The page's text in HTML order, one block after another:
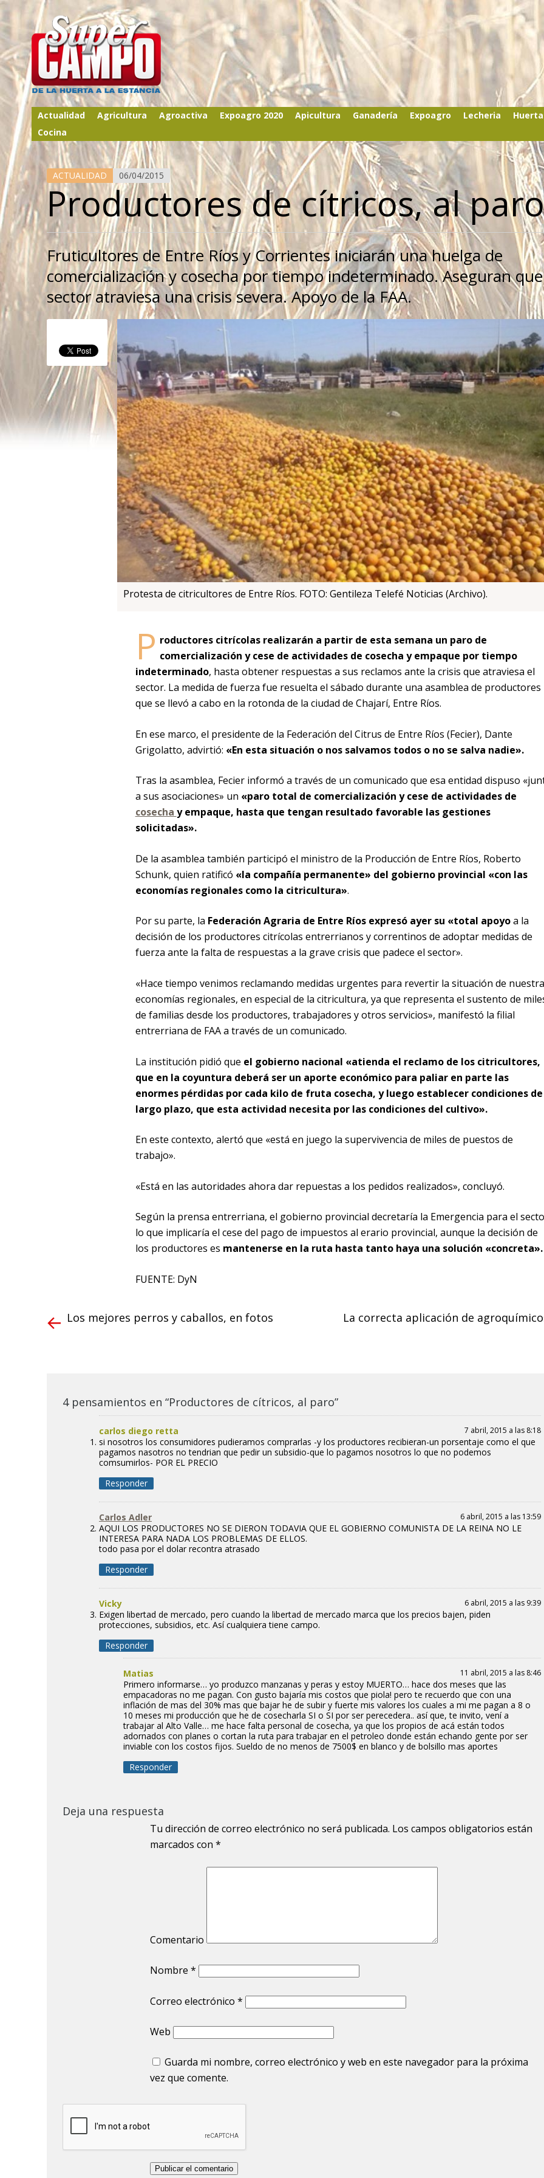
Actualidad Agricultura Agroactiva Expoagro 2020 Apicultura Ganadería Expoagro Lecheria
Cocina
ACTUALIDAD 06/04/2015
Productores de cítricos, al paro
Fruticultores de Entre Ríos y Corrientes iniciarán una huelga de
comercialización y cosecha por tiempo indeterminado. Aseguran
sector atraviesa una crisis severa. Apoyo de la FAA.
Protesta de citricultores de Entre Ríos. FOTO: Gentileza Telefé Noticias (Archivo).
P roductores citrícolas realizarán a partir de esta semana un paro de
comercialización y cese de actividades de cosecha y empaque por tiempo
indeterminado, hasta obtener respuestas a sus reclamos ante la crisis que atraviesa el
sector. La medida de fuerza fue resuelta el sábado durante una asamblea de productores
que se llevó a cabo en la rotonda de la ciudad de Chajarí, Entre Ríos.
En ese marco, el presidente de la Federación del Citrus de Entre Ríos (Fecier), Dante
Grigolatto, advirtió: «En esta situación o nos salvamos todos o no se salva nadie».
Tras la asamblea, Fecier informó a través de un comunicado que esa entidad dispuso
a sus asociaciones» un «paro total de comercialización y cese de actividades de
cosecha y empaque, hasta que tengan resultado favorable las gestiones
solicitadas».
De la asamblea también participó el ministro de la Producción de Entre Ríos, Roberto
Schunk, quien ratificó «la compañía permanente» del gobierno provincial «con las
economías regionales como la citricultura».
Por su parte, la Federación Agraria de Entre Ríos expresó ayer su «total apoyoa la
decisión de los productores citrícolas entrerrianos y correntinos de adoptar medidas de
fuerza ante la falta de respuestas a la grave crisis que padece el sector».
«Hace tiempo venimos reclamando medidas urgentes para revertir la situación de
economías regionales, en especial de la citricultura, ya que representa el sustento de
de familias desde los productores, trabajadores y otros servicios», manifestó la filial
entrerriana de FAA a través de un comunicado.
La institución pidió que el gobierno nacional «atienda el reclamo de los citricultores,
que en la coyuntura deberá ser un aporte económico para paliar en parte las
enormes pérdidas por cada kilo de fruta cosecha, y luego establecer condiciones de
largo plazo, que esta actividad necesita por las condiciones del cultivo».
En este contexto, alertó que «está en juego la supervivencia de miles de puestos de
trabajo».
«Está en las autoridades ahora dar repuestas a los pedidos realizados», concluyó.
Según la prensa entrerriana, el gobierno provincial decretaría la Emergencia para el
lo que implicaría el cese del pago de impuestos al erario provincial, aunque la decisión de
los productores es mantenerse en la ruta hasta tanto haya una solución «concreta».
FUENTE: DyN
Los mejores perros y caballos, en fotos La correcta aplicación de
4 pensamientos en “Productores de cítricos, al paro”
carlos diego retta 7 abril, 2015 a las 8:18
si nosotros los consumidores pudieramos comprarlas -y los productores recibieran-un porsentaje como el que
pagamos nasotros no tendrian que pedir un subsidio-que lo pagamos nosotros lo que no podemos
comsumirlos- POR EL PRECIO
Responder
Carlos Adler 6 abril, 2015 a las 13:59
AQUI LOS PRODUCTORES NO SE DIERON TODAVIA QUE EL GOBIERNO COMUNISTA DE LA REINA NO LE
INTERESA PARA NADA LOS PROBLEMAS DE ELLOS.
todo pasa por el dolar recontra atrasado
Responder
Vicky 6 abril, 2015 a las 9:39
Exigen libertad de mercado, pero cuando la libertad de mercado marca que los precios bajen, piden
protecciones, subsidios, etc. Así cualquiera tiene campo.
Responder
Matias 11 abril, 2015 a las 8:46
Primero informarse… yo produzco manzanas y peras y estoy MUERTO… hace dos meses que las
empacadoras no me pagan. Con gusto bajaría mis costos que piola! pero te recuerdo que con una
inflación de mas del 30% mas que bajar he de subir y fuerte mis valores los cuales a mi me pagan a 8 o
10 meses mi producción que he de cosecharla SI o SI por ser perecedera.. así que, te invito, vení a
trabajar al Alto Valle… me hace falta personal de cosecha, ya que los propios de acá están todos
adornados con planes o cortan la ruta para trabajar en el petroleo donde están echando gente por ser
inviable con los costos fijos. Sueldo de no menos de 7500$ en blanco y de bolsillo mas aportes
Responder
Deja una respuesta
Tu dirección de correo electrónico no será publicada. Los campos obligatorios están
marcados con *
Comentario
Nombre *
Correo electrónico *
Web
Guarda mi nombre, correo electrónico y web en este navegador para la próxima
vez que comente.